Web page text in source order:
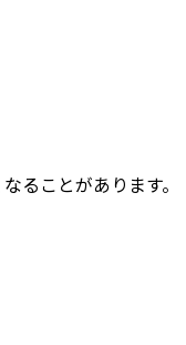
ることがあります。